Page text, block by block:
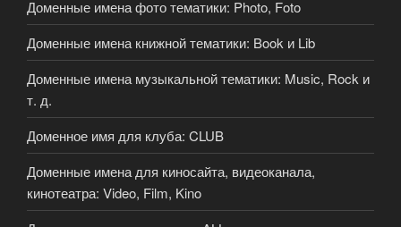
Доменные имена фото тематики: Photo, Foto
Доменные имена книжной тематики: Book и Lib
Доменные имена музыкальной тематики: Music, Rock и
т. д.
Доменное имя для клуба: CLUB
Доменные имена для киносайта, видеоканала,
кинотеатра: Video, Film, Kino